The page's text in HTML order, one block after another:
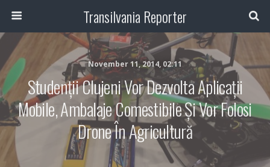
Transilvania Reporter
November 11, 2014, 02:11
Studenții Clujeni Vor Dezvolta Aplicații
Mobile, Ambalaje Comestibile Și Vor Folosi
Drone În Agricultură